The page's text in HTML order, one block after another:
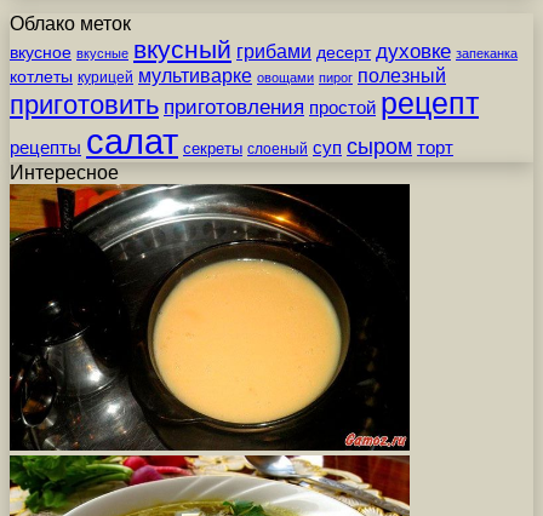
Облако меток
вкусное вкусные вкусный грибами десерт духовке запеканка
котлеты курицей мультиварке овощами пирог полезный
приготовить приготовления простой рецепт
рецепты салат секреты слоеный суп сыром торт
Интересное